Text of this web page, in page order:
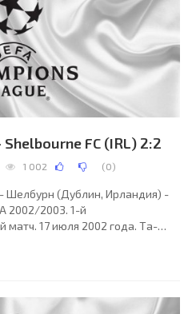
FC (IRL) 2:2
1 002 (0)
Шелбурн (Дублин, Ирландия) -
2002/2003. 1-й
матч. 17 июля 2002 года. Та-
Грегуар, Петер Херманс (все -
Сильвио Велья (к), 7. Эдриан